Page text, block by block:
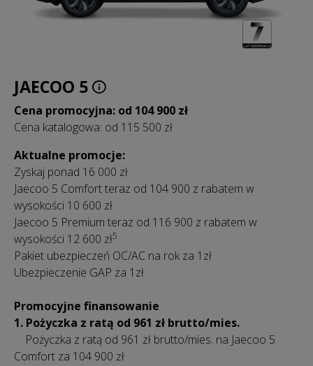
JAECOO 5
Cena promocyjna: od 104 900 zł
Cena katalogowa: od 115 500 zł
Aktualne promocje:
Zyskaj ponad 16 000 zł
Jaecoo 5 Comfort teraz od 104 900 z rabatem w
wysokości 10 600 zł
Jaecoo 5 Premium teraz od 116 900 z rabatem w
wysokości 12 600 zł5
Pakiet ubezpieczeń OC/AC na rok za 1zł
Ubezpieczenie GAP za 1zł
Promocyjne finansowanie
1. Pożyczka z ratą od 961 zł brutto/mies.
Pożyczka z ratą od 961 zł brutto/mies. na Jaecoo 5
Comfort za 104 900 zł